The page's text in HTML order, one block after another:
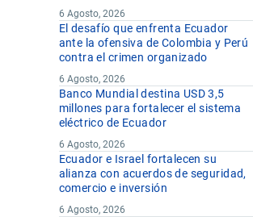
6 Agosto, 2026
El desafío que enfrenta Ecuador
ante la ofensiva de Colombia y Perú
contra el crimen organizado
6 Agosto, 2026
Banco Mundial destina USD 3,5
millones para fortalecer el sistema
eléctrico de Ecuador
6 Agosto, 2026
Ecuador e Israel fortalecen su
alianza con acuerdos de seguridad,
comercio e inversión
6 Agosto, 2026